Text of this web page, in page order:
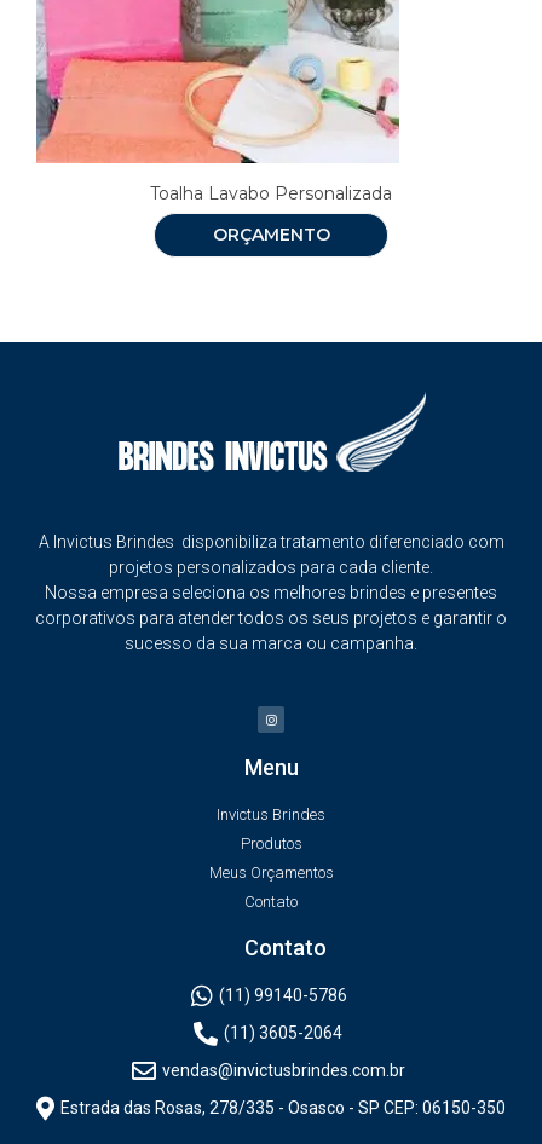
Toalha Lavabo Personalizada
ORÇAMENTO
A Invictus Brindes disponibiliza tratamento diferenciado com
projetos personalizados para cada cliente.
Nossa empresa seleciona os melhores brindes e presentes
corporativos para atender todos os seus projetos e garantir o
sucesso da sua marca ou campanha.
Menu
Invictus Brindes
Produtos
Meus Orçamentos
Contato
Contato
(11) 99140-5786
(11) 3605-2064
vendas@invictusbrindes.com.br
Estrada das Rosas, 278/335 - Osasco - SP CEP: 06150-350